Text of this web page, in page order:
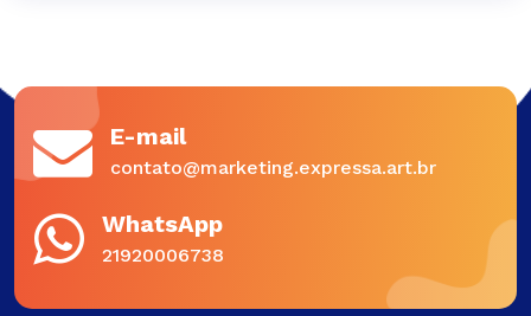
E-mail
contato@marketing.expressa.art.br
WhatsApp
21920006738